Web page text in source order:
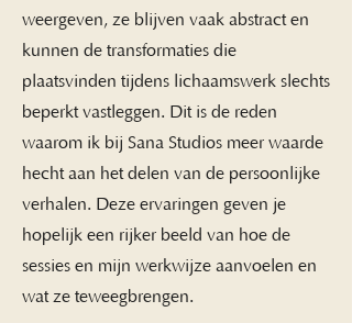
weergeven, ze blijven vaak abstract en
kunnen de transformaties die
plaatsvinden tijdens lichaamswerk slechts
beperkt vastleggen. Dit is de reden
waarom ik bij Sana Studios meer waarde
hecht aan het delen van de persoonlijke
verhalen. Deze ervaringen geven je
hopelijk een rijker beeld van hoe de
sessies en mijn werkwijze aanvoelen en
wat ze teweegbrengen.